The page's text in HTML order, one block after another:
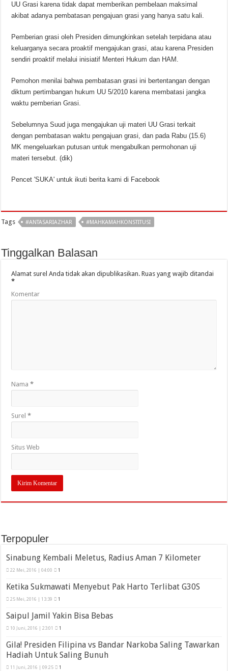
UU Grasi karena tidak dapat memberikan pembelaan maksimal
akibat adanya pembatasan pengajuan grasi yang hanya satu kali.
Pemberian grasi oleh Presiden dimungkinkan setelah terpidana atau
keluarganya secara proaktif mengajukan grasi, atau karena Presiden
sendiri proaktif melalui inisiatif Menteri Hukum dan HAM.
Pemohon menilai bahwa pembatasan grasi ini bertentangan dengan
diktum pertimbangan hukum UU 5/2010 karena membatasi jangka
waktu pemberian Grasi.
Sebelumnya Suud juga mengajukan uji materi UU Grasi terkait
dengan pembatasan waktu pengajuan grasi, dan pada Rabu (15.6)
MK mengeluarkan putusan untuk mengabulkan permohonan uji
materi tersebut. (dik)
Pencet 'SUKA' untuk ikuti berita kami di Facebook
Tags #ANTASARIAZHAR #MAHKAMAHKONSTITUSI
Tinggalkan Balasan
Alamat surel Anda tidak akan dipublikasikan. Ruas yang wajib ditandai
*
Komentar
Nama*
Surel*
Situs Web
Terpopuler
Sinabung Kembali Meletus, Radius Aman 7 Kilometer
22 Mei, 2016 | 04:00 1
Ketika Sukmawati Menyebut Pak Harto Terlibat G30S
25 Mei, 2016 | 13:39 1
Saipul Jamil Yakin Bisa Bebas
10 Juni, 2016 | 23:01 1
Gila! Presiden Filipina vs Bandar Narkoba Saling Tawarkan
Hadiah Untuk Saling Bunuh
11 Juni, 2016 | 09:25 1